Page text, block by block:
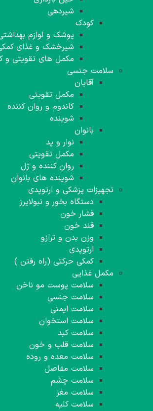
شیردهی
کودک
پوشک و لوازم
شیرخشک و غذای
مکمل های تقویتی و
سلامت جنسی
آقایان
مکمل تقویتی
کاندوم و روان کننده
شوینده
بانوان
نوار و پد
مکمل تقویتی
روان کننده و ژل
شوینده های بانوان
تجهیزات پزشکی و ارتوپدی
دستگاه بخور و نبولایرز
فشار خون
قند خون
وزن بدن و ترازو
ارتوپدی
کمکی حرکتی (‌راه رفتن )
مکمل غذایی
سلامت پوست مو ناخن
سلامت جنسی
سلامت ایمنی
سلامت استخوان
سلامت کبد
سلامت قلب و خون
سلامت معده و روده
سلامت مفاصل
سلامت چشم
سلامت مغز
سلامت کلیه